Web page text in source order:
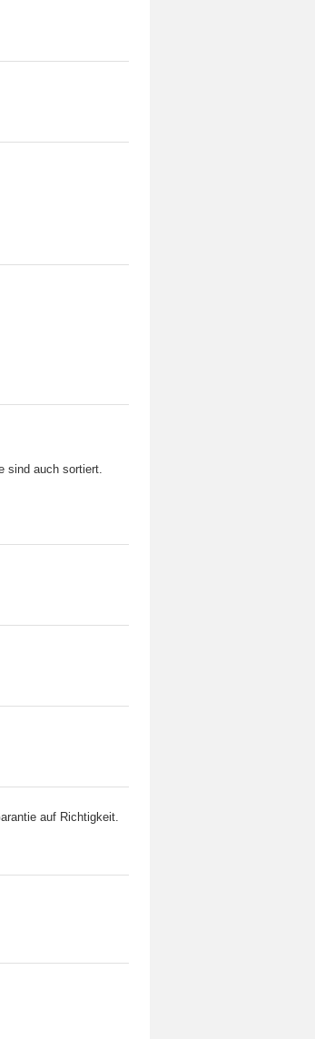
sind auch sortiert.
auf Richtigkeit.